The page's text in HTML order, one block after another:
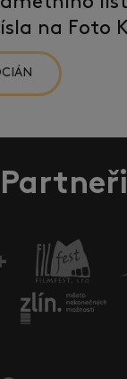
na Foto
Partneři